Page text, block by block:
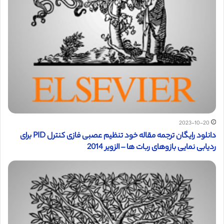
2023-10-20
دانلود رایگان ترجمه مقاله خود تنظیم عصبی فازی کنترل PID برای
ردیابی نمایی بازوهای ربات ها – الزویر 2014